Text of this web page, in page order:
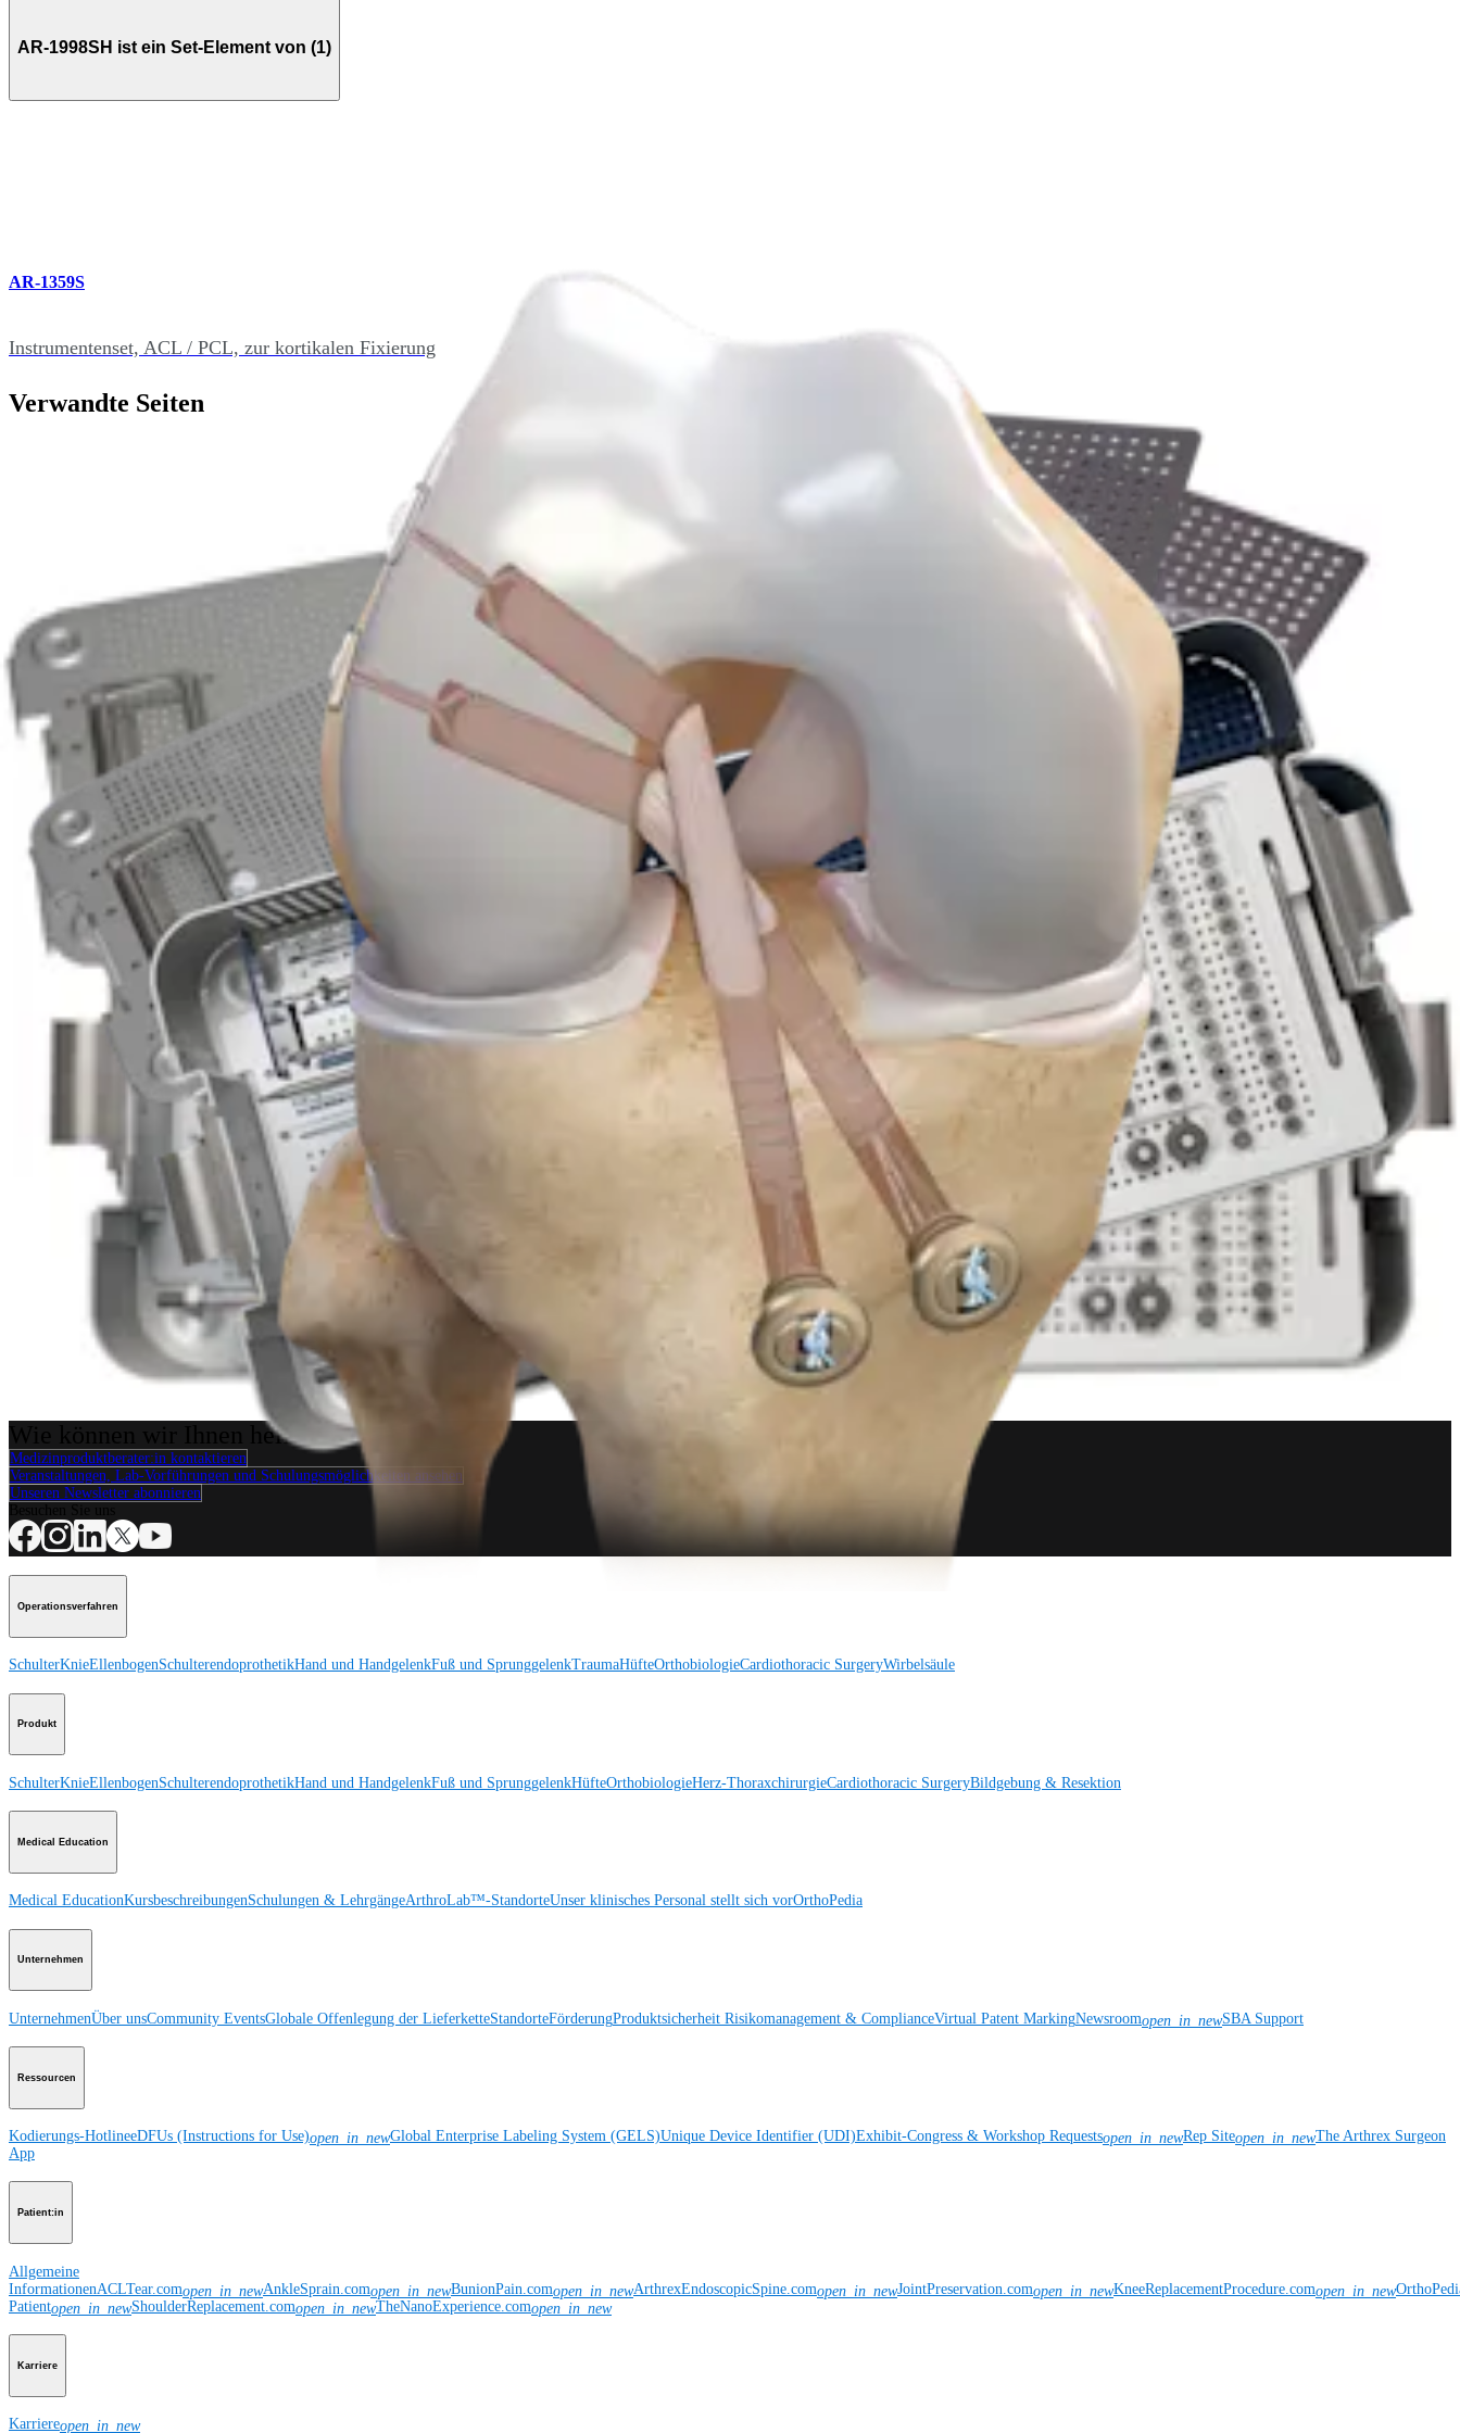
AR-1998SH ist ein Set-Element von (1)
AR-1359S
Instrumentenset, ACL / PCL, zur kortikalen Fixierung
Verwandte Seiten
ACL-PCL-Set
Produkt
Schrauben, Unterlegscheiben und Klammern
Wie können wir Ihnen helfen?
Medizinproduktberater:in kontaktieren
Veranstaltungen, Lab-Vorführungen und Schulungsmöglichkeiten ansehen
Unseren Newsletter abonnieren
Operationsverfahren
SchulterKnieEllenbogenSchulterendoprothetikHand und HandgelenkFuß und SprunggelenkTraumaHüfteOrthobiologieCardiothoracic SurgeryWirbelsäule
Produkt
SchulterKnieEllenbogenSchulterendoprothetikHand und HandgelenkFuß und SprunggelenkHüfteOrthobiologieHerz-ThoraxchirurgieCardiothoracic SurgeryBildgebung & Resektion
Medical Education
Medical EducationKursbeschreibungenSchulungen & LehrgängeArthroLab™-StandorteUnser klinisches Personal stellt sich vorOrthoPedia
Unternehmen
UnternehmenÜber unsCommunity EventsGlobale Offenlegung der LieferketteStandorteFörderungProduktsicherheit Risikomanagement & ComplianceVirtual Patent MarkingNewsroomopen_in_newSBA Support
Ressourcen
Kodierungs-HotlineeDFUs (Instructions for Use)open_in_newGlobal Enterprise Labeling System (GELS)Unique Device Identifier (UDI)Exhibit-Congress & Workshop Requestsopen_in_newRep Siteopen_in_newThe Arthrex Surgeon
App
Patient:in
Allgemeine
InformationenACLTear.comopen_in_newAnkleSprain.comopen_in_newBunionPain.comopen_in_newArthrexEndoscopicSpine.comopen_in_newJointPreservation.comopen_in_newKneeReplacementProcedure.comopen_in_new
Patientopen_in_newShoulderReplacement.comopen_in_newTheNanoExperience.comopen_in_new
Karriere
Karriereopen_in_new